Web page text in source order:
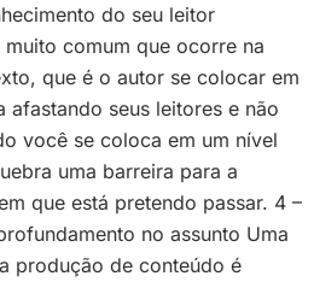
do seu leitor
comum que ocorre na
que é o autor se colocar em
afastando seus leitores e não
você se coloca em um nível
uma barreira para a
que está pretendo passar. 4 –
no assunto Uma
produção de conteúdo é